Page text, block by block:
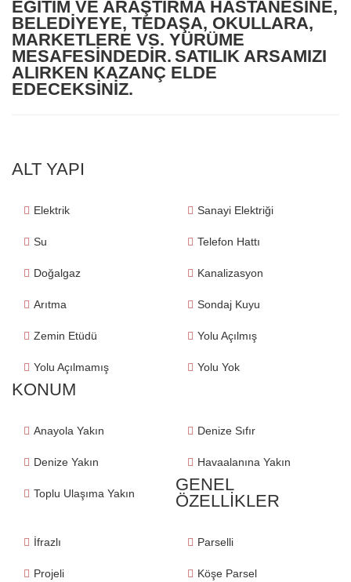
EĞİTİM VE ARAŞTIRMA HASTANESİNE,
BELEDİYEYE, TEDAŞA, OKULLARA,
MARKETLERE VS. YÜRÜME
MESAFESİNDEDİR. SATILIK ARSAMIZI
ALIRKEN KAZANÇ ELDE
EDECEKSİNİZ.
ALT YAPI
Elektrik Sanayi Elektriği
Su Telefon Hattı
Doğalgaz Kanalizasyon
Arıtma Sondaj Kuyu
Zemin Etüdü Yolu Açılmış
Yolu Açılmamış Yolu Yok
KONUM
Anayola Yakın Denize Sıfır
Denize Yakın Havaalanına Yakın
Toplu Ulaşıma Yakın
GENEL
ÖZELLIKLER
İfrazlı Parselli
Projeli Köşe Parsel